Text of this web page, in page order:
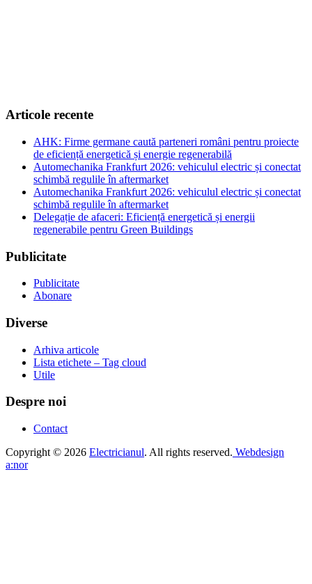
Articole recente
AHK: Firme germane caută parteneri români pentru proiecte
de eficiență energetică și energie regenerabilă
Automechanika Frankfurt 2026: vehiculul electric și conectat
schimbă regulile în aftermarket
Automechanika Frankfurt 2026: vehiculul electric și conectat
schimbă regulile în aftermarket
Delegație de afaceri: Eficiență energetică și energii
regenerabile pentru Green Buildings
Publicitate
Publicitate
Abonare
Diverse
Arhiva articole
Lista etichete – Tag cloud
Utile
Despre noi
Contact
Copyright © 2026 Electricianul. All rights reserved. Webdesign
a:nor